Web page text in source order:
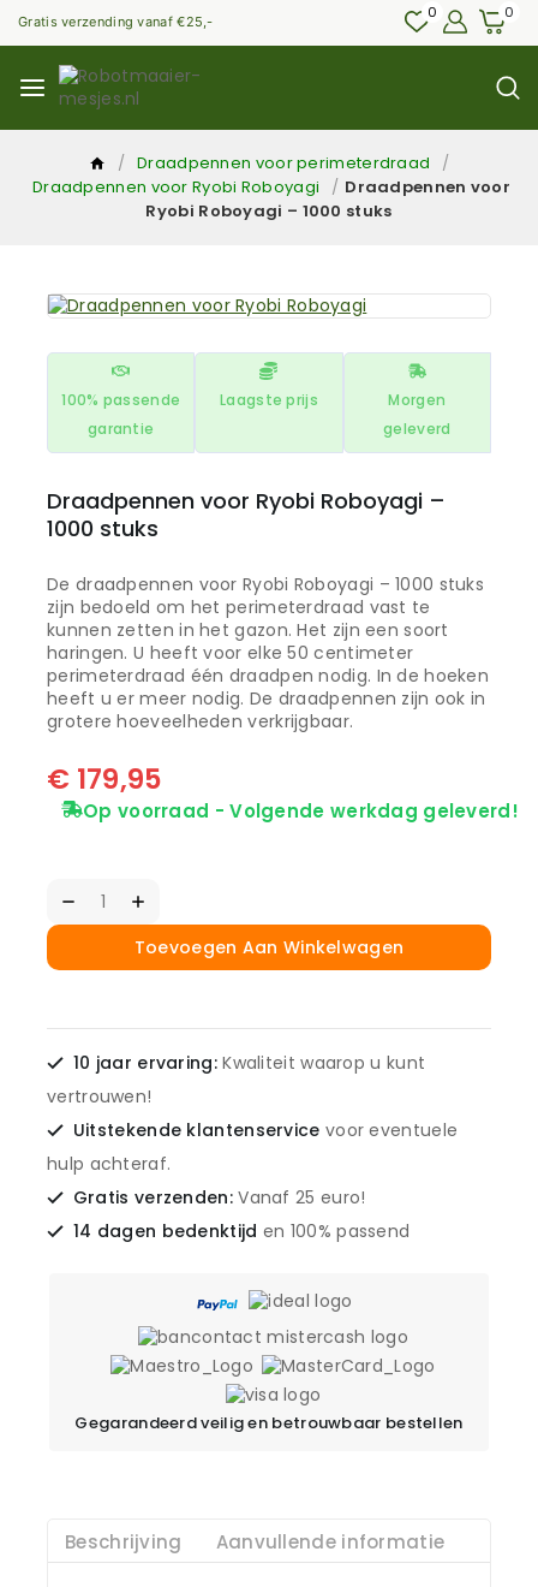
Gratis verzending vanaf €25,- 0 0
/ Draadpennen voor perimeterdraad
/
Draadpennen voor Ryobi Roboyagi
/ Draadpennen voor
Ryobi Roboyagi – 1000 stuks
100% passende
garantie
Laagste prijs
Morgen
geleverd
Draadpennen voor Ryobi Roboyagi –
1000 stuks
De draadpennen voor Ryobi Roboyagi – 1000 stuks
zijn bedoeld om het perimeterdraad vast te
kunnen zetten in het gazon. Het zijn een soort
haringen. U heeft voor elke 50 centimeter
perimeterdraad één draadpen nodig. In de hoeken
heeft u er meer nodig. De draadpennen zijn ook in
grotere hoeveelheden verkrijgbaar.
€ 179,95
Op voorraad - Volgende werkdag geleverd!
Toevoegen Aan Winkelwagen
10 jaar ervaring:Kwaliteit waarop u kunt
vertrouwen!
Uitstekende klantenservice voor eventuele
hulp achteraf.
Gratis verzenden:Vanaf 25 euro!
14 dagen bedenktijd en 100% passend
Gegarandeerd veilig en betrouwbaar bestellen
Beschrijving Aanvullende informatie